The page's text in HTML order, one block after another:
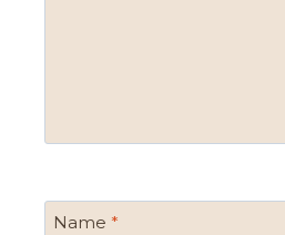
Name *